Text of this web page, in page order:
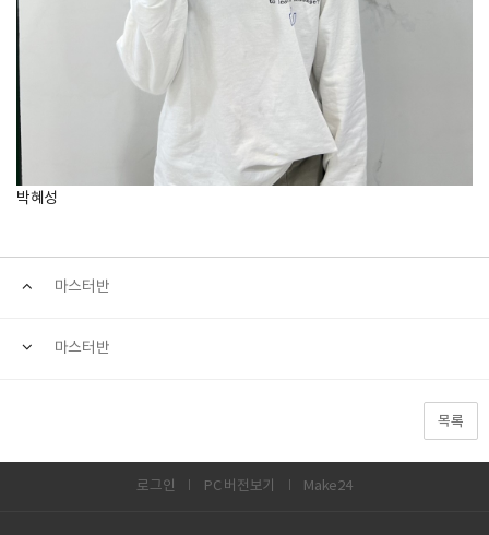
박혜성
마스터반
마스터반
목록
로그인 PC 버전보기 Make24